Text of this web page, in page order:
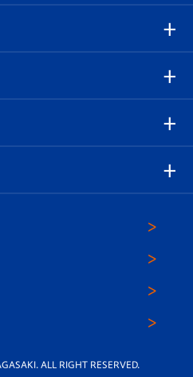
しガイド
）
ALL RIGHT RESERVED.